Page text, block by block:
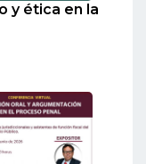
y ética en la